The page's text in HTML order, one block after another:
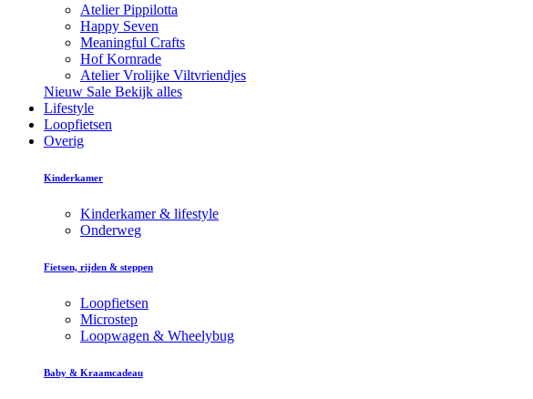
Atelier Pippilotta
Happy Seven
Meaningful Crafts
Hof Kornrade
Atelier Vrolijke Viltvriendjes
Nieuw Sale Bekijk alles
Lifestyle
Loopfietsen
Overig
Kinderkamer
Kinderkamer & lifestyle
Onderweg
Fietsen, rijden & steppen
Loopfietsen
Microstep
Loopwagen & Wheelybug
Baby & Kraamcadeau